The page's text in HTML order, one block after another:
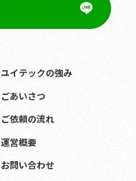
ユイテックの強み
ごあいさつ
ご依頼の流れ
運営概要
お問い合わせ